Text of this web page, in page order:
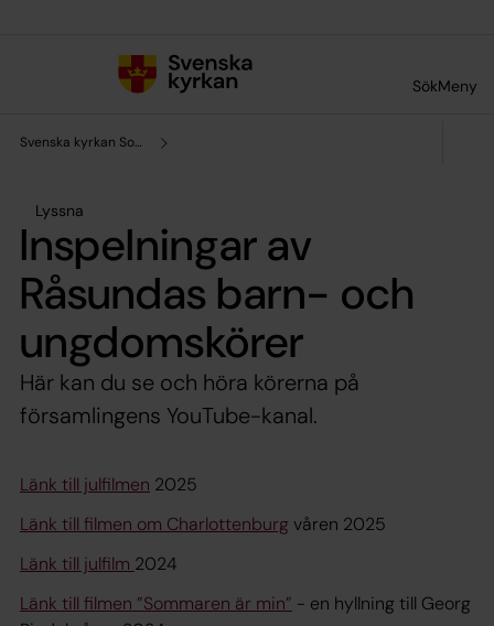
SökMeny
Svenska kyrkan Solna
Lyssna
Inspelningar av
Råsundas barn- och
ungdomskörer
Här kan du se och höra körerna på
församlingens YouTube-kanal.
Länk till julfilmen 2025
Länk till filmen om Charlottenburg våren 2025
Länk till julfilm 2024
Länk till filmen ”Sommaren är min” - en hyllning till Georg